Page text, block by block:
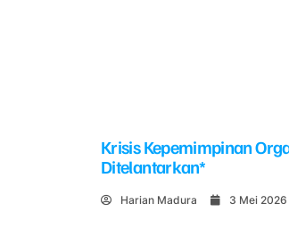
Krisis Kepemimpinan
Ditelantarkan*
Harian Madura 3 Mei 2026